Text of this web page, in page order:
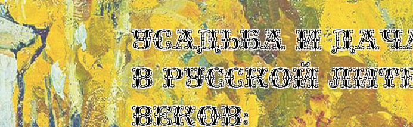
УСАДЬБА И
В РУССКОЙ
ВЕКОВ: